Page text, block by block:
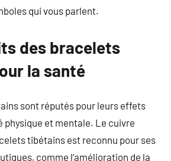
qui vous parlent.
des bracelets
la santé
sont réputés pour leurs effets
physique et mentale. Le cuivre
tibétains est reconnu pour ses
comme l’amélioration de la